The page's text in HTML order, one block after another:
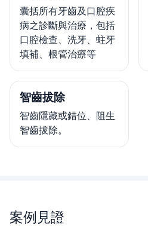
囊括所有牙齒及口腔疾
病之診斷與治療，包括
口腔檢查、洗牙、蛀牙
填補、根管治療等
智齒拔除
智齒隱藏或錯位、阻生
智齒拔除。
案例見證